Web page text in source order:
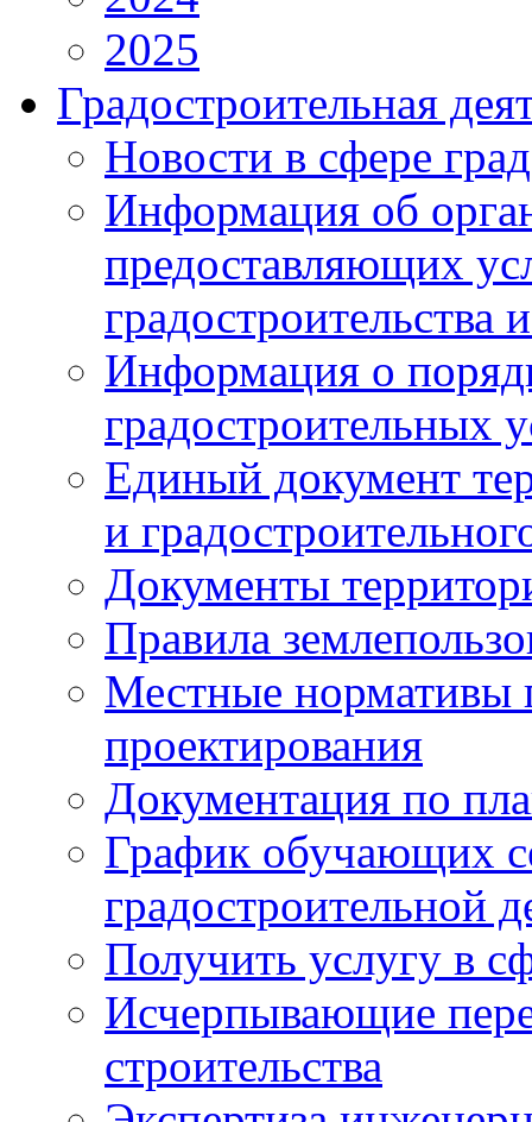
2025
Градостроительная
Новости в сфере
Информация об
предоставляющих
градостроительства
Информация о
градостроительных
Единый документ
и
Документы
Правила
Местные нормативы
проектирования
Документация по
График обучающих
градостроительной
Получить услугу в
Исчерпывающие
строительства